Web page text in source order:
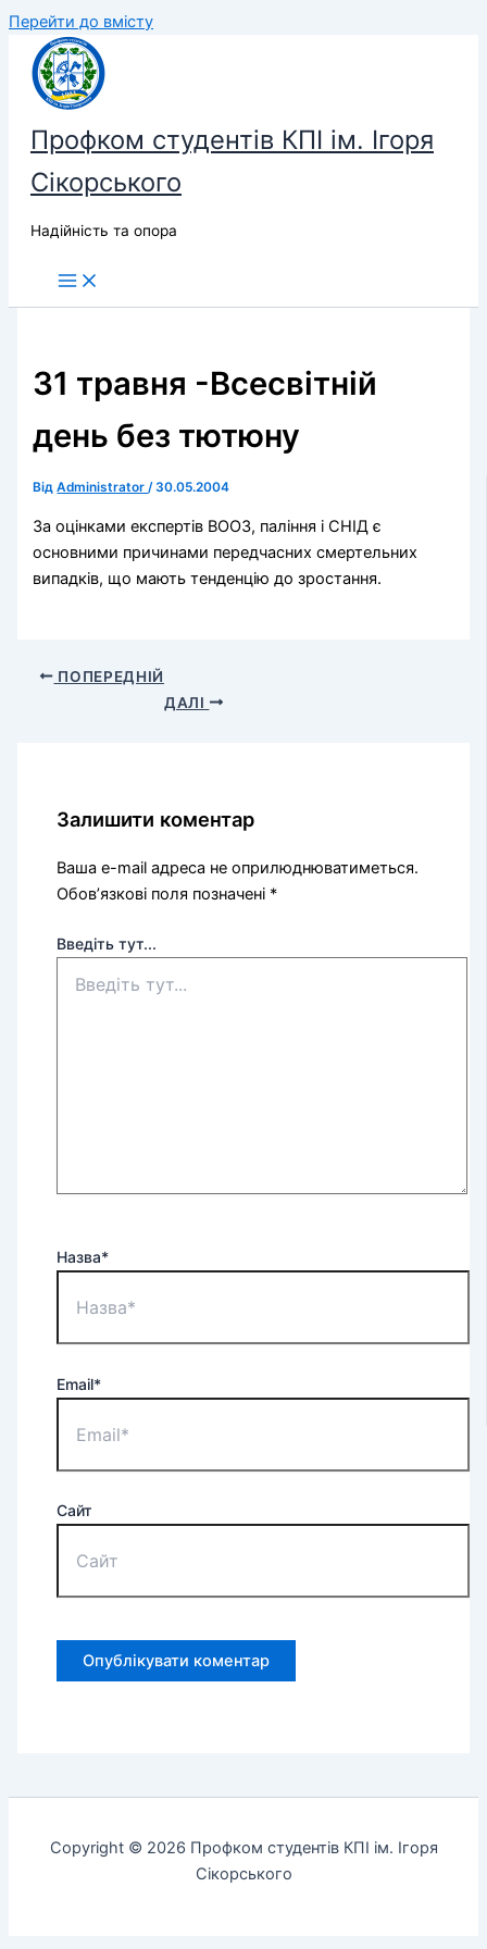
Перейти до вмісту
Профком студентів КПІ ім. Ігоря
Сікорського
Надійність та опора
31 травня -Всесвітній
день без тютюну
ВідAdministrator/30.05.2004
За оцінками експертів ВООЗ, паління і СНІД є
основними причинами передчасних смертельних
випадків, що мають тенденцію до зростання.
ПОПЕРЕДНІЙ
ДАЛІ
Залишити коментар
Ваша e-mail адреса не оприлюднюватиметься.
Обов’язкові поля позначені *
Введіть тут...
Назва*
Email*
Сайт
Copyright © 2026 Профком студентів КПІ ім. Ігоря
Сікорського